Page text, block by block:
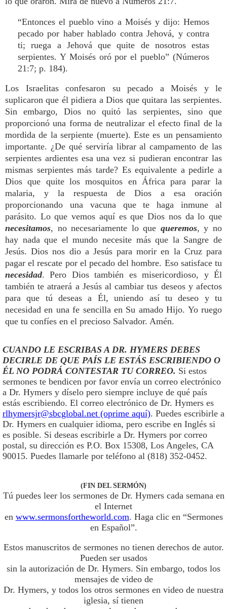
“Entonces el pueblo vino a Moisés y dijo: Hemos
pecado por haber hablado contra Jehová, y contra
ti; ruega a Jehová que quite de nosotros estas
serpientes. Y Moisés oró por el pueblo” (Números
21:7; p. 184).
Los Israelitas confesaron su pecado a Moisés y le
suplicaron que él pidiera a Dios que quitara las serpientes.
Sin embargo, Dios no quitó las serpientes, sino que
proporcionó una forma de neutralizar el efecto final de la
mordida de la serpiente (muerte). Este es un pensamiento
importante. ¿De qué serviría librar al campamento de las
serpientes ardientes esa una vez si pudieran encontrar las
mismas serpientes más tarde? Es equivalente a pedirle a
Dios que quite los mosquitos en África para parar la
malaria, y la respuesta de Dios a esa oración
proporcionando una vacuna que te haga inmune al
parásito. Lo que vemos aquí es que Dios nos da lo que
necesitamos, no necesariamente lo que queremos, y no
hay nada que el mundo necesite más que la Sangre de
Jesús. Dios nos dio a Jesús para morir en la Cruz para
pagar el rescate por el pecado del hombre. Eso satisface tu
necesidad. Pero Dios también es misericordioso, y Él
también te atraerá a Jesús al cambiar tus deseos y afectos
para que tú deseas a Él, uniendo así tu deseo y tu
necesidad en una fe sencilla en Su amado Hijo. Yo ruego
que tu confíes en el precioso Salvador. Amén.
CUANDO LE ESCRIBAS A DR. HYMERS DEBES
DECIRLE DE QUE PAÍS LE ESTÁS ESCRIBIENDO O
ÉL NO PODRÁ CONTESTAR TU CORREO. Si estos
sermones te bendicen por favor envía un correo electrónico
a Dr. Hymers y díselo pero siempre incluye de qué país
estás escribiendo. El correo electrónico de Dr. Hymers es
rlhymersjr@sbcglobal.net (oprime aquí). Puedes escribirle a
Dr. Hymers en cualquier idioma, pero escribe en Inglés si
es posible. Si deseas escribirle a Dr. Hymers por correo
postal, su dirección es P.O. Box 15308, Los Angeles, CA
90015. Puedes llamarle por teléfono al (818) 352-0452.
(FIN DEL SERMÓN)
Tú puedes leer los sermones de Dr. Hymers cada semana en
el Internet
en www.sermonsfortheworld.com. Haga clic en “Sermones
en Español”.
Estos manuscritos de sermones no tienen derechos de autor.
Pueden ser usados
sin la autorización de Dr. Hymers. Sin embargo, todos los
mensajes de video de
Dr. Hymers, y todos los otros sermones en video de nuestra
iglesia, sí tienen